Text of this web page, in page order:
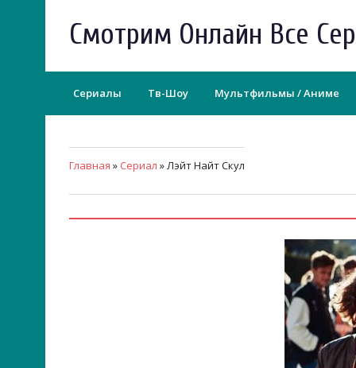
Смотрим Онлайн Все
Сериалы Тв-Шоу Мультфильмы / Аниме
Главная » Сериал » Лэйт Найт Скул